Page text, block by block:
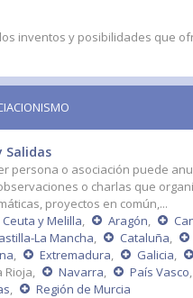
inventos y posibilidades que
Salidas
persona o asociación puede
o charlas que
proyectos en común,...
y Melilla, Aragón,
La Mancha, Cataluña,
, Extremadura, Galicia,
Rioja, Navarra, País Vasco,
, Región de Murcia